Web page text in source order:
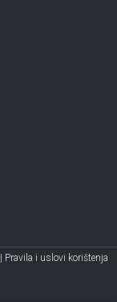
Pravila i uslovi korištenja